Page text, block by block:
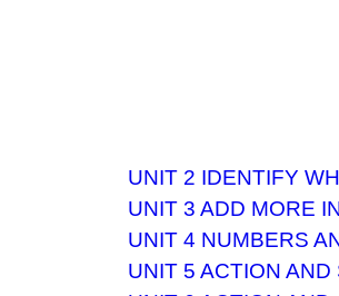
UNIT 2 IDENTIFY
UNIT 3 ADD MORE
UNIT 4 NUMBERS
UNIT 5 ACTION AND